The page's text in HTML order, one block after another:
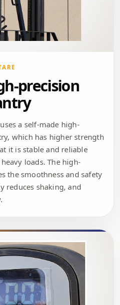
precision
a self-made high-
which has higher strength
it is stable and reliable
loads. The high-
the smoothness and safety
reduces shaking, and